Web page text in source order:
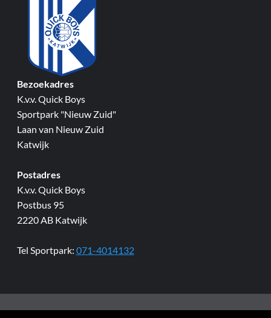
Bezoekadres
K.v.v. Quick Boys
Sportpark "Nieuw Zuid"
Laan van Nieuw Zuid
Katwijk
Postadres
K.v.v. Quick Boys
Postbus 95
2220 AB Katwijk
Tel Sportpark: 071-4014132